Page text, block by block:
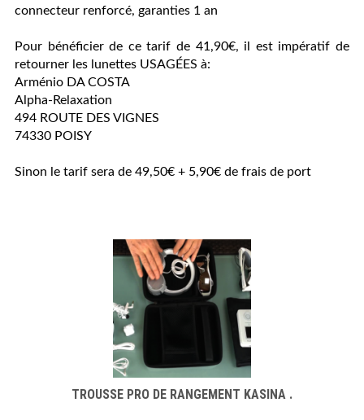
connecteur renforcé, garanties 1 an
Pour bénéficier de ce tarif de 41,90€, il est impératif de
retourner les lunettes USAGÉES à:
Arménio DA COSTA
Alpha-Relaxation
494 ROUTE DES VIGNES
74330 POISY
Sinon le tarif sera de 49,50€ + 5,90€ de frais de port
TROUSSE PRO DE RANGEMENT KASINA .